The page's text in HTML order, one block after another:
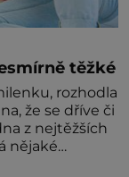
těžké
rozhodla
že se dříve či
z nejtěžších
nějaké